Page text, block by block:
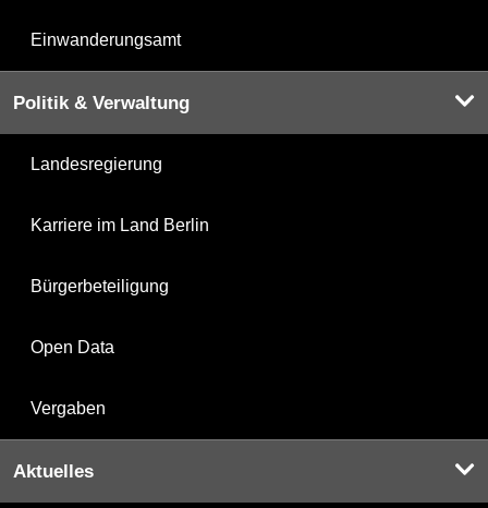
Einwanderungsamt
Politik & Verwaltung
Landesregierung
Karriere im Land Berlin
Bürgerbeteiligung
Open Data
Vergaben
Aktuelles